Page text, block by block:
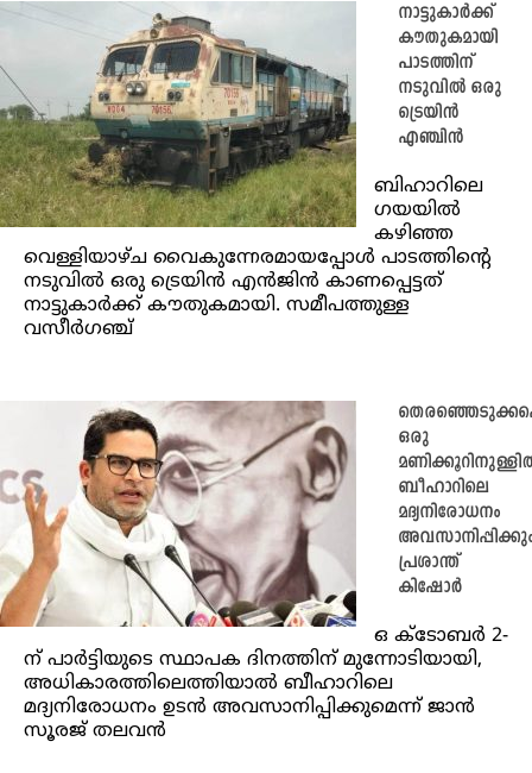
നാട്ടുകാർക്ക്
കൗതുകമായി
പാടത്തിന്
നടുവിൽ ഒരു
ട്രെയിൻ
എഞ്ചിൻ
ബിഹാറിലെ
ഗയയിൽ
കഴിഞ്ഞ
വെള്ളിയാഴ്ച വൈകുന്നേരമായപ്പോൾ പാടത്തിന്റെ
നടുവിൽ ഒരു ട്രെയിൻ എൻജിൻ കാണപ്പെട്ടത്
നാട്ടുകാർക്ക് കൗതുകമായി. സമീപത്തുള്ള
വസീർഗഞ്ച്
ഒരു
ബീഹാറിലെ
മദ്യനിരോധനം
പ്രശാന്ത്
കിഷോർ
ഒ ക്‌ടോബർ 2-
ന് പാർട്ടിയുടെ സ്ഥാപക ദിനത്തിന് മുന്നോടിയായി,
അധികാരത്തിലെത്തിയാൽ ബീഹാറിലെ
മദ്യനിരോധനം ഉടൻ അവസാനിപ്പിക്കുമെന്ന് ജാൻ
സൂരജ് തലവൻ